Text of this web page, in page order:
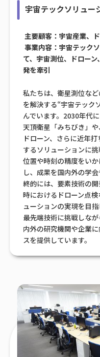
宇宙テックソリュー
主要顧客：宇宙産業、
事業内容：宇宙テック
て、宇宙測位、ドロー
発を牽引
私たちは、衛星測位な
を解決する“宇宙テック
んでいます。2030年代
天頂衛星「みちびき」
ドローン、さらに近年
するソリューションに挑
位置や時刻の精度をい
し、成果を国内外の学
終的には、要素技術の
時におけるドローン点
ューションの実現を目指
最先端技術に挑戦しな
内外の研究機関や企業
スを提供しています。